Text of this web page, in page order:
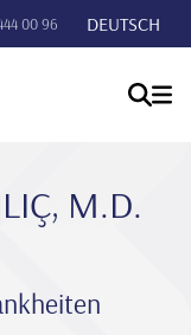
00 96 DEUTSCH
M.D.